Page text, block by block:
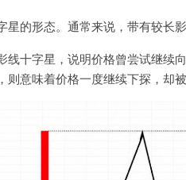
的形态。通常来说，带有较长
线十字星，说明价格曾尝试继续
意味着价格一度继续下探，却